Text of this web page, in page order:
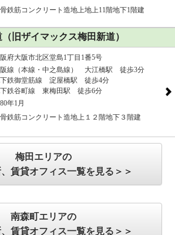
鉄筋コンクリート造地上地上11階地下1階建
旧ザイマックス梅田新道）
府大阪市北区堂島1丁目1番5号
線（本線・中之島線） 大江橋駅 徒歩3分
鉄御堂筋線 淀屋橋駅 徒歩4分
鉄谷町線 東梅田駅 徒歩6分
年1月
鉄筋コンクリート造地上１２階地下３階建
梅田エリアの
賃貸オフィス一覧を見る＞＞
南森町エリアの
賃貸オフィス一覧を見る＞＞